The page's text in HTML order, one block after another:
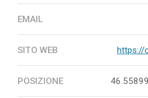
EMAIL
SITO WEB https://
POSIZIONE